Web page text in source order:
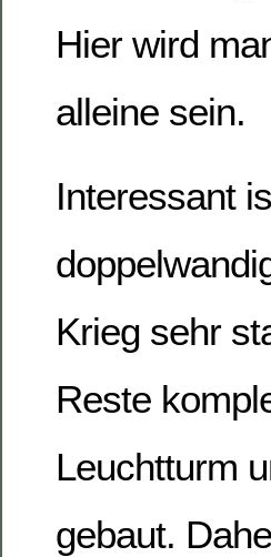
Hier wird
alleine sein.
Interessant
Krieg sehr
Reste
Leuchtturm
gebaut.